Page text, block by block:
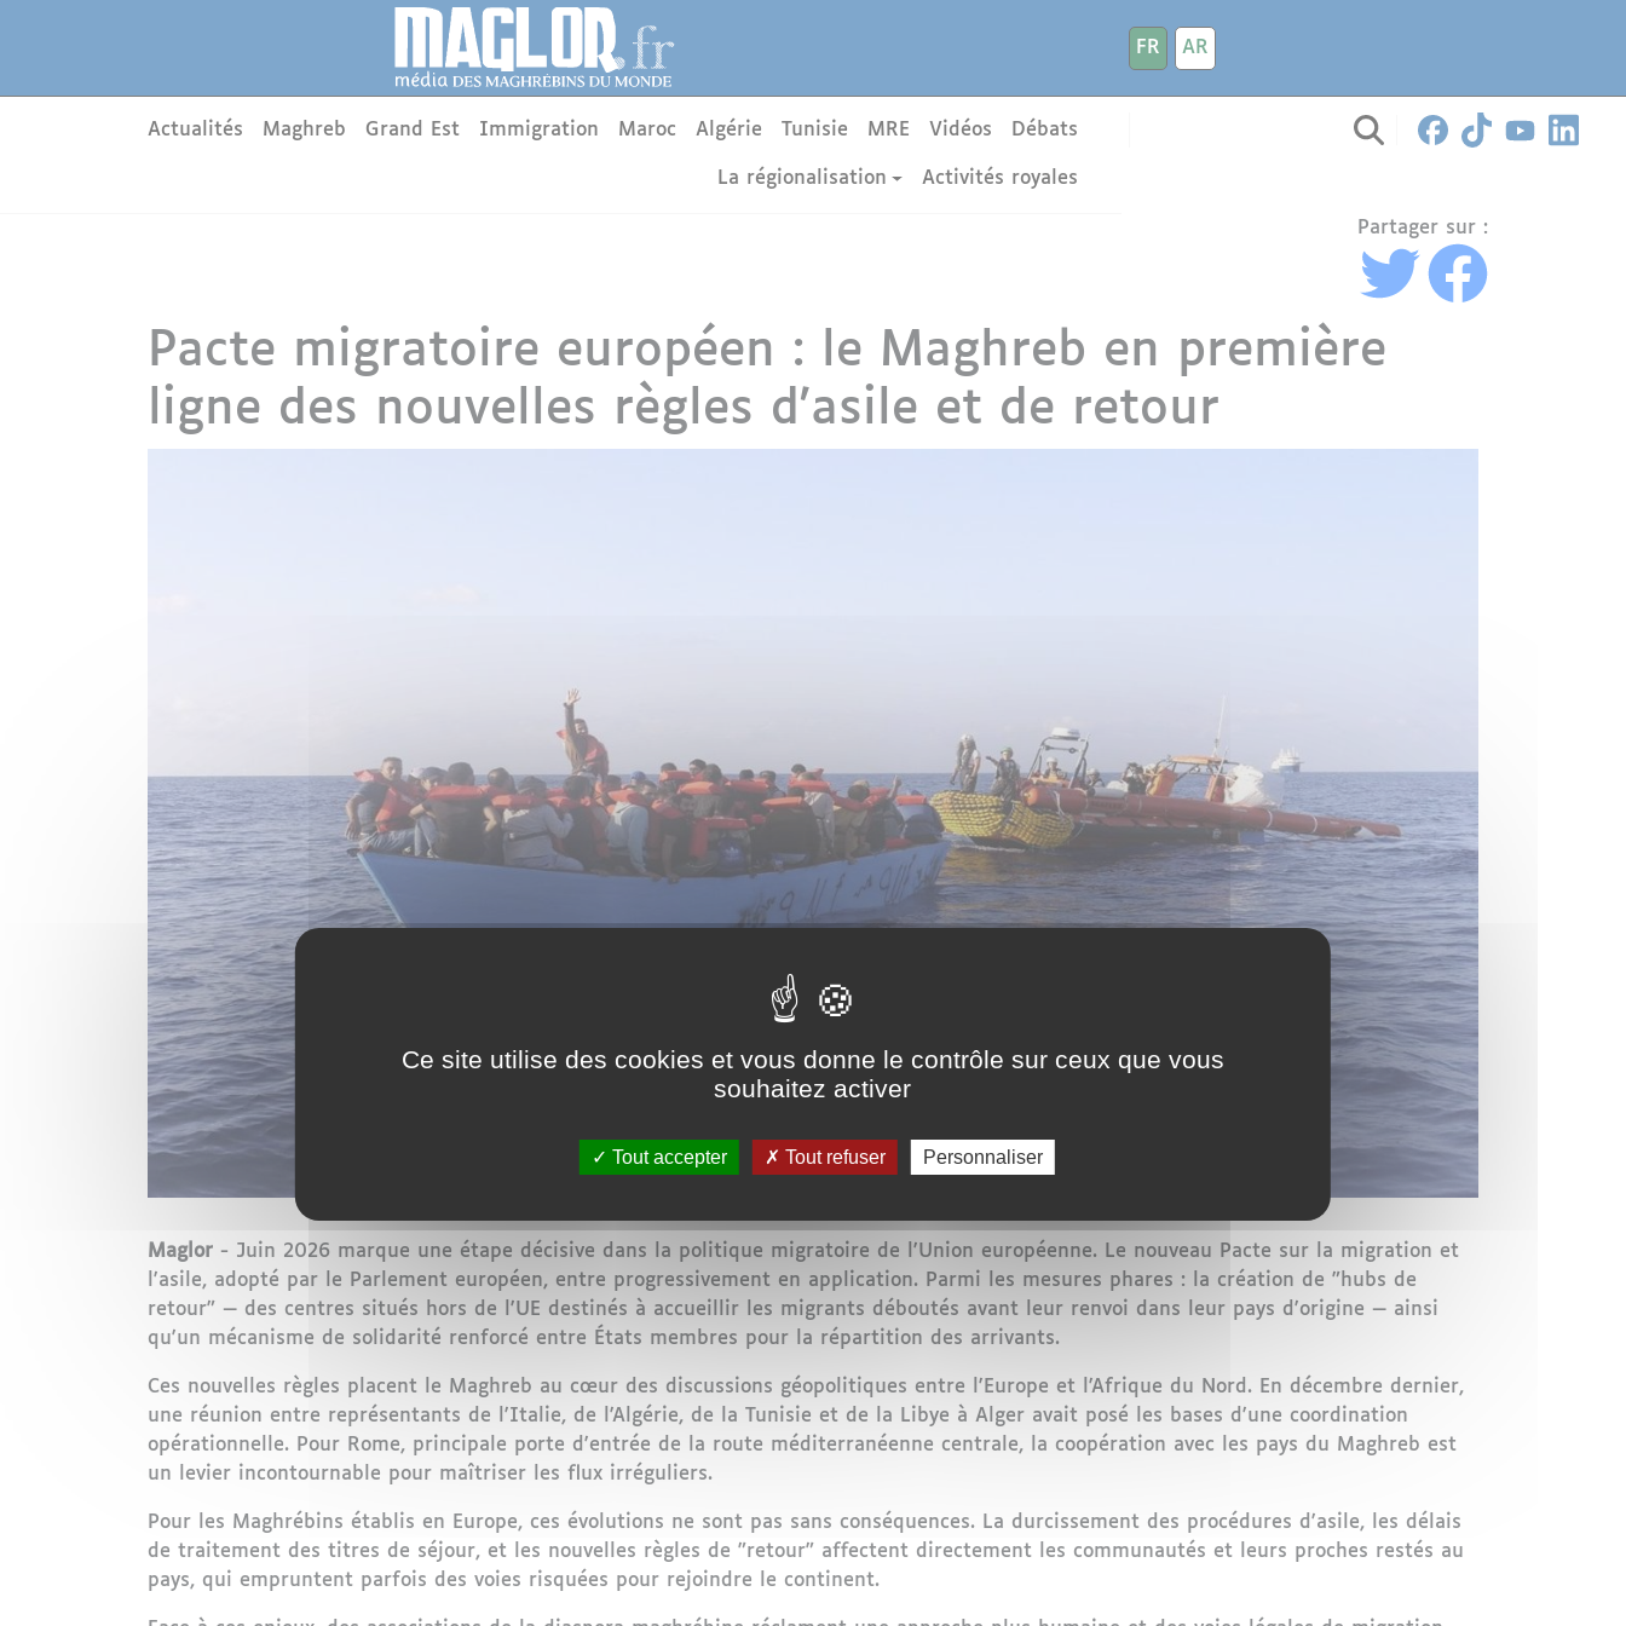
FR
AR
Main menu
Actualités Maghreb Grand Est Immigration Maroc Algérie Tunisie MRE Vidéos Débats
La régionalisation Activités royales
Partager sur :
Pacte migratoire européen : le Maghreb en première
ligne des nouvelles règles d'asile et de retour
Maglor - Juin 2026 marque une étape décisive dans la politique migratoire de l'Union européenne. Le nouveau Pacte sur la migration et
l'asile, adopté par le Parlement européen, entre progressivement en application. Parmi les mesures phares : la création de "hubs de
retour" — des centres situés hors de l'UE destinés à accueillir les migrants déboutés avant leur renvoi dans leur pays d'origine — ainsi
qu'un mécanisme de solidarité renforcé entre États membres pour la répartition des arrivants.
Ces nouvelles règles placent le Maghreb au cœur des discussions géopolitiques entre l'Europe et l'Afrique du Nord. En décembre dernier,
une réunion entre représentants de l'Italie, de l'Algérie, de la Tunisie et de la Libye à Alger avait posé les bases d'une coordination
opérationnelle. Pour Rome, principale porte d'entrée de la route méditerranéenne centrale, la coopération avec les pays du Maghreb est
un levier incontournable pour maîtriser les flux irréguliers.
Pour les Maghrébins établis en Europe, ces évolutions ne sont pas sans conséquences. La durcissement des procédures d'asile, les délais
de traitement des titres de séjour, et les nouvelles règles de "retour" affectent directement les communautés et leurs proches restés au
pays, qui empruntent parfois des voies risquées pour rejoindre le continent.
Ce site utilise des cookies et vous donne le contrôle sur ceux que vous
souhaitez activer
Tout accepter Tout refuser Personnaliser